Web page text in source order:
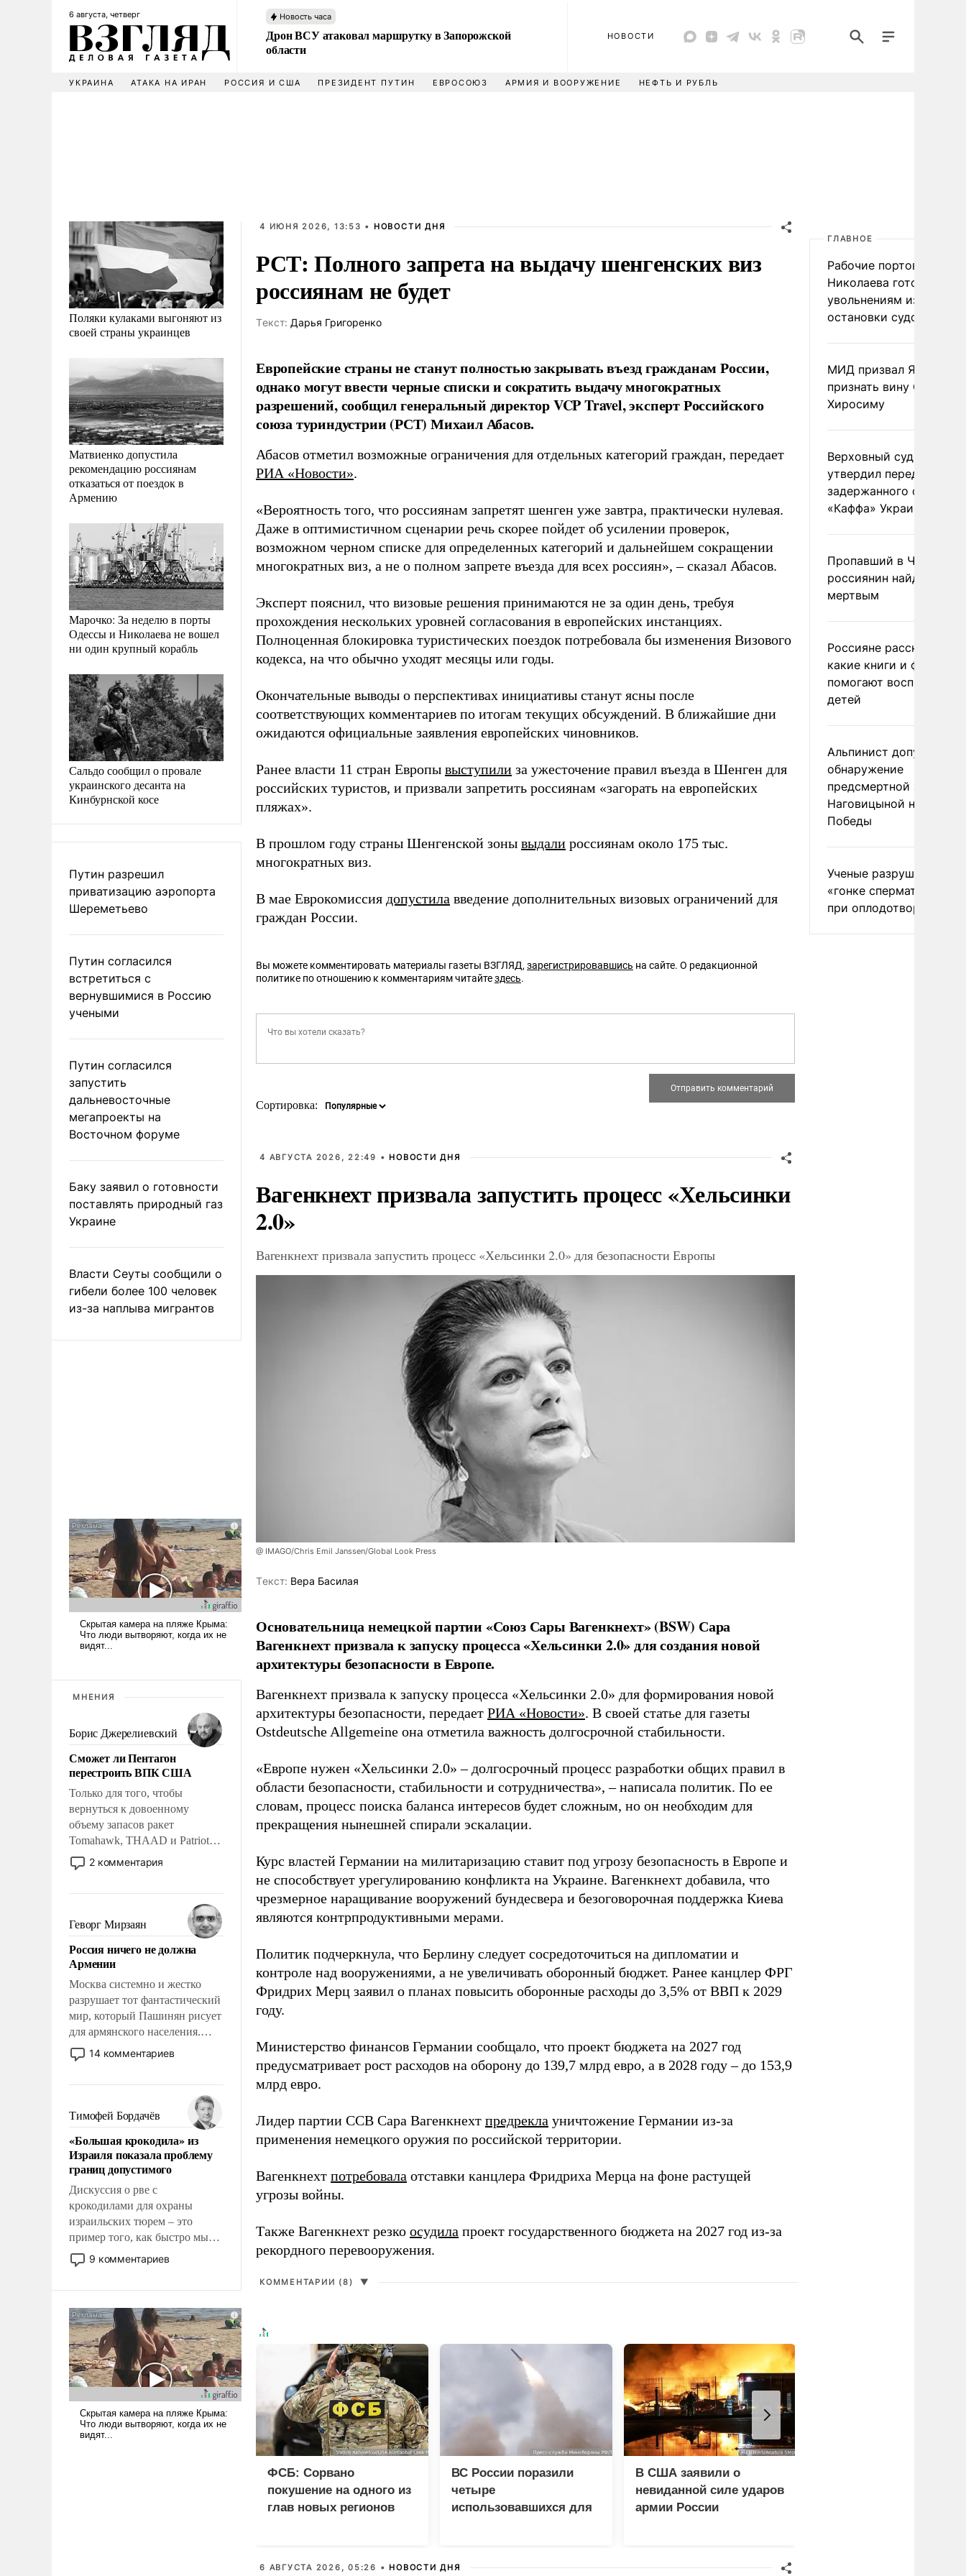
6 августа, четверг Новость часа
Дрон ВСУ атаковал маршрутку в Запорожской
области
НОВОСТИ
УКРАИНА АТАКА НА ИРАН РОССИЯ И США ПРЕЗИДЕНТ ПУТИН ЕВРОСОЮЗ АРМИЯ И ВООРУЖЕНИЕ НЕФТЬ И РУБЛЬ
Поляки кулаками выгоняют из
своей страны украинцев
Матвиенко допустила
рекомендацию россиянам
отказаться от поездок в
Армению
Марочко: За неделю в порты
Одессы и Николаева не вошел
ни один крупный корабль
Сальдо сообщил о провале
украинского десанта на
Кинбурнской косе
Путин разрешил
приватизацию аэропорта
Шереметьево
Путин согласился
встретиться с
вернувшимися в Россию
учеными
Путин согласился
запустить
дальневосточные
мегапроекты на
Восточном форуме
Баку заявил о готовности
поставлять природный газ
Украине
Власти Сеуты сообщили о
гибели более 100 человек
из-за наплыва мигрантов
МНЕНИЯ
Борис Джерелиевский
Сможет ли Пентагон
перестроить ВПК США
Только для того, чтобы
вернуться к довоенному
объему запасов ракет
Tomahawk, THAAD и Patriot
США потребуется более трех
лет. Даже небольшая война с
Сложившаяся ситуация
означает многолетний период
уязвимости США, например,
перед Китаем.
2 комментария
Геворг Мирзаян
Россия ничего не должна
Армении
Москва системно и жестко
разрушает тот фантастический
мир, который Пашинян рисует
для армянского населения.
Мир, где политические
прожекты будут безусловно
налогоплательщиков и где
Еревану за свои поступки не
нужно отвечать.
14 комментариев
Тимофей Бордачёв
«Большая крокодила» из
Израиля показала проблему
границ допустимого
Дискуссия о рве с
крокодилами для охраны
израильских тюрем – это
пример того, как быстро мы
двигаемся по пути
революционных изменений.
псевдонаучной фантастики,
стало всерьез обсуждаемой
идеей.
9 комментариев
4 ИЮНЯ 2026, 13:53 • НОВОСТИ ДНЯ
РСТ: Полного запрета на выдачу шенгенских виз
россиянам не будет
Tекст: Дарья Григоренко
Европейские страны не станут полностью закрывать въезд гражданам России,
однако могут ввести черные списки и сократить выдачу многократных
разрешений, сообщил генеральный директор VCP Travel, эксперт Российского
союза туриндустрии (РСТ) Михаил Абасов.
Абасов отметил возможные ограничения для отдельных категорий граждан, передает
РИА «Новости».
«Вероятность того, что россиянам запретят шенген уже завтра, практически нулевая.
Даже в оптимистичном сценарии речь скорее пойдет об усилении проверок,
возможном черном списке для определенных категорий и дальнейшем сокращении
многократных виз, а не о полном запрете въезда для всех россиян», – сказал Абасов.
Эксперт пояснил, что визовые решения принимаются не за один день, требуя
прохождения нескольких уровней согласования в европейских инстанциях.
Полноценная блокировка туристических поездок потребовала бы изменения Визового
кодекса, на что обычно уходят месяцы или годы.
Окончательные выводы о перспективах инициативы станут ясны после
соответствующих комментариев по итогам текущих обсуждений. В ближайшие дни
ожидаются официальные заявления европейских чиновников.
Ранее власти 11 стран Европы выступили за ужесточение правил въезда в Шенген для
российских туристов, и призвали запретить россиянам «загорать на европейских
пляжах».
В прошлом году страны Шенгенской зоны выдали россиянам около 175 тыс.
многократных виз.
В мае Еврокомиссия допустила введение дополнительных визовых ограничений для
граждан России.
Вы можете комментировать материалы газеты ВЗГЛЯД, зарегистрировавшись на сайте. О редакционной
политике по отношению к комментариям читайтездесь.
Сортировка:
4 АВГУСТА 2026, 22:49 • НОВОСТИ ДНЯ
Вагенкнехт призвала запустить процесс «Хельсинки
2.0»
Вагенкнехт призвала запустить процесс «Хельсинки 2.0» для безопасности Европы
@ IMAGO/Chris Emil Janssen/Global Look Press
Tекст: Вера Басилая
Основательница немецкой партии «Союз Сары Вагенкнехт» (BSW) Сара
Вагенкнехт призвала к запуску процесса «Хельсинки 2.0» для создания новой
архитектуры безопасности в Европе.
Вагенкнехт призвала к запуску процесса «Хельсинки 2.0» для формирования новой
архитектуры безопасности, передает РИА «Новости». В своей статье для газеты
Ostdeutsche Allgemeine она отметила важность долгосрочной стабильности.
«Европе нужен «Хельсинки 2.0» – долгосрочный процесс разработки общих правил в
области безопасности, стабильности и сотрудничества», – написала политик. По ее
словам, процесс поиска баланса интересов будет сложным, но он необходим для
прекращения нынешней спирали эскалации.
Курс властей Германии на милитаризацию ставит под угрозу безопасность в Европе и
не способствует урегулированию конфликта на Украине. Вагенкнехт добавила, что
чрезмерное наращивание вооружений бундесвера и безоговорочная поддержка Киева
являются контрпродуктивными мерами.
Политик подчеркнула, что Берлину следует сосредоточиться на дипломатии и
контроле над вооружениями, а не увеличивать оборонный бюджет. Ранее канцлер ФРГ
Фридрих Мерц заявил о планах повысить оборонные расходы до 3,5% от ВВП к 2029
году.
Министерство финансов Германии сообщало, что проект бюджета на 2027 год
предусматривает рост расходов на оборону до 139,7 млрд евро, а в 2028 году – до 153,9
млрд евро.
Лидер партии ССВ Сара Вагенкнехт предрекла уничтожение Германии из-за
применения немецкого оружия по российской территории.
Вагенкнехт потребовала отставки канцлера Фридриха Мерца на фоне растущей
угрозы войны.
Также Вагенкнехт резко осудила проект государственного бюджета на 2027 год из-за
рекордного перевооружения.
КОММЕНТАРИИ (8) ▼
ФСБ: Сорвано
покушение на одного из
глав новых регионов
ВС России поразили
четыре
использовавшихся для
В США заявили о
невиданной силе ударов
армии России
6 АВГУСТА 2026, 05:26 • НОВОСТИ ДНЯ
ГЛАВНОЕ
Рабочие портов
Николаева готовятся к
увольнениям из-за
остановки судоходства
МИД призвал Японию
признать вину США за
Хиросиму
Верховный суд Швеции
утвердил передачу
задержанного
«Каффа» Украине
Пропавший в
россиянин найден
мертвым
Россияне рассказали,
какие книги и фильмы
помогают воспитывать
детей
Альпинист допустил
обнаружение
предсмертной записки
Наговицыной на пике
Победы
Ученые разрушили миф
«гонке
при оплодотворении